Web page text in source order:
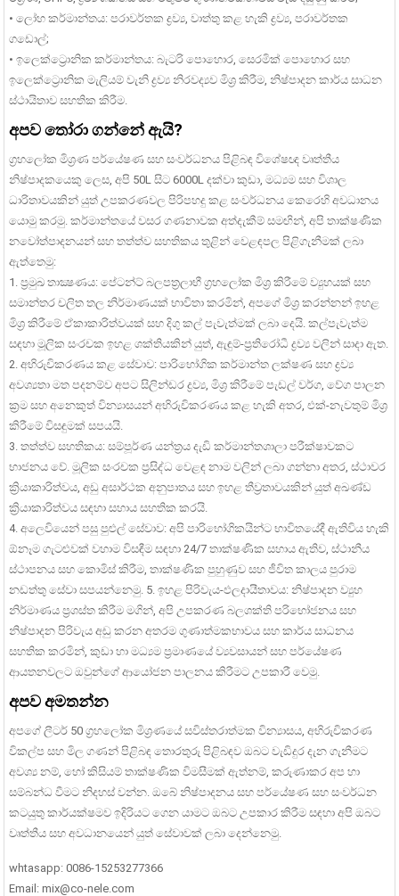
• ලෝහ කර්මාන්තය: පරාවර්තක ද්‍රව්‍ය, වාත්තු කළ හැකි ද්‍රව්‍ය, පරාවර්තක
ගඩොල්;
• ඉලෙක්ට්‍රොනික කර්මාන්තය: බැටරි පොහොර, සෙරමික් පොහොර සහ
ඉලෙක්ට්‍රොනික මැලියම් වැනි ද්‍රව්‍ය නිරවද්‍යව මිශ්‍ර කිරීම, නිෂ්පාදන කාර්ය සාධන
ස්ථායිතාව සහතික කිරීම.
අපව තෝරා ගන්නේ ඇයි?
ග්‍රහලෝක මිශ්‍රණ පර්යේෂණ සහ සංවර්ධනය පිළිබඳ විශේෂඥ වෘත්තීය
නිෂ්පාදකයෙකු ලෙස, අපි 50L සිට 6000L දක්වා කුඩා, මධ්‍යම සහ විශාල
ධාරිතාවයකින් යුත් උපකරණවල පිරිපහදු කළ සංවර්ධනය කෙරෙහි අවධානය
යොමු කරමු. කර්මාන්තයේ වසර ගණනාවක අත්දැකීම් සමඟින්, අපි තාක්ෂණික
නවෝත්පාදනයන් සහ තත්ත්ව සහතිකය තුළින් වෙළඳපල පිළිගැනීමක් ලබා
ඇත්තෙමු:
1. ප්‍රමුඛ තාක්‍ෂණය: පේටන්ට් බලපත්‍රලාභී ග්‍රහලෝක මිශ්‍ර කිරීමේ ව්‍යුහයක් සහ
සමාන්තර චලිත තල නිර්මාණයක් භාවිතා කරමින්, අපගේ මිශ්‍ර කරන්නන් ඉහළ
මිශ්‍ර කිරීමේ ඒකාකාරිත්වයක් සහ දිගු කල් පැවැත්මක් ලබා දෙයි. කල්පැවැත්ම
සඳහා මූලික සංරචක ඉහළ ශක්තියකින් යුත්, ඇඳුම්-ප්‍රතිරෝධී ද්‍රව්‍ය වලින් සාදා ඇත.
2. අභිරුචිකරණය කළ සේවාව: පාරිභෝගික කර්මාන්ත ලක්ෂණ සහ ද්‍රව්‍ය
අවශ්‍යතා මත පදනම්ව අපට සිලින්ඩර ද්‍රව්‍ය, මිශ්‍ර කිරීමේ පැඩල් වර්ග, වේග පාලන
ක්‍රම සහ අනෙකුත් වින්‍යාසයන් අභිරුචිකරණය කළ හැකි අතර, එක්-නැවතුම් මිශ්‍ර
කිරීමේ විසඳුමක් සපයයි.
3. තත්ත්ව සහතිකය: සම්පූර්ණ යන්ත්‍රය දැඩි කර්මාන්තශාලා පරීක්ෂාවකට
භාජනය වේ. මූලික සංරචක ප්‍රසිද්ධ වෙළඳ නාම වලින් ලබා ගන්නා අතර, ස්ථාවර
ක්‍රියාකාරිත්වය, අඩු අසාර්ථක අනුපාතය සහ ඉහළ තීව්‍රතාවයකින් යුත් අඛණ්ඩ
ක්‍රියාකාරිත්වය සඳහා සහාය සහතික කරයි.
4. අලෙවියෙන් පසු පුළුල් සේවාව: අපි පාරිභෝගිකයින්ට භාවිතයේදී ඇතිවිය හැකි
ඕනෑම ගැටළුවක් වහාම විසඳීම සඳහා 24/7 තාක්ෂණික සහාය ඇතිව, ස්ථානීය
ස්ථාපනය සහ කොමිස් කිරීම, තාක්ෂණික පුහුණුව සහ ජීවිත කාලය පුරාම
නඩත්තු සේවා සපයන්නෙමු. 5. ඉහළ පිරිවැය-ඵලදායීතාවය: නිෂ්පාදන ව්‍යුහ
නිර්මාණය ප්‍රශස්ත කිරීම මගින්, අපි උපකරණ බලශක්ති පරිභෝජනය සහ
නිෂ්පාදන පිරිවැය අඩු කරන අතරම ගුණාත්මකභාවය සහ කාර්ය සාධනය
සහතික කරමින්, කුඩා හා මධ්‍යම ප්‍රමාණයේ ව්‍යවසායන් සහ පර්යේෂණ
ආයතනවලට ඔවුන්ගේ ආයෝජන පාලනය කිරීමට උපකාරී වෙමු.
අපව අමතන්න
අපගේ ලීටර් 50 ග්‍රහලෝක මිශ්‍රණයේ සවිස්තරාත්මක වින්‍යාසය, අභිරුචිකරණ
විකල්ප සහ මිල ගණන් පිළිබඳ තොරතුරු පිළිබඳව ඔබට වැඩිදුර දැන ගැනීමට
අවශ්‍ය නම්, හෝ කිසියම් තාක්ෂණික විමසීමක් ඇත්නම්, කරුණාකර අප හා
සම්බන්ධ වීමට නිදහස් වන්න. ඔබේ නිෂ්පාදනය සහ පර්යේෂණ සහ සංවර්ධන
කටයුතු කාර්යක්ෂමව ඉදිරියට ගෙන යාමට ඔබට උපකාර කිරීම සඳහා අපි ඔබට
වෘත්තීය සහ අවධානයෙන් යුත් සේවාවක් ලබා දෙන්නෙමු.
whtasapp: 0086-15253277366
Email: mix@co-nele.com